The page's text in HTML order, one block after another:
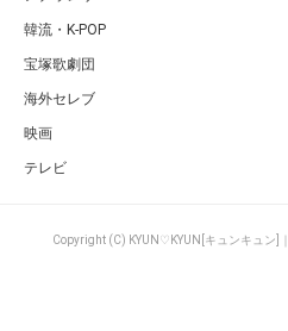
韓流・K-POP
宝塚歌劇団
海外セレブ
映画
テレビ
Copyright (C) KYUN♡KYUN[キュンキュン]